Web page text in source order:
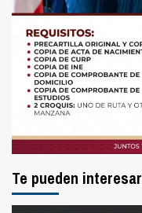
Te pueden interesar